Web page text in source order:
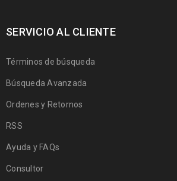
SERVICIO AL CLIENTE
Términos de búsqueda
Búsqueda Avanzada
Ordenes y Retornos
RSS
Ayuda y FAQs
Consultor